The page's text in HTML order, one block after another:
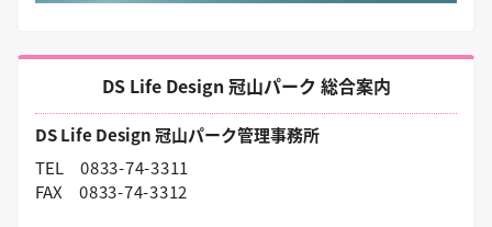
DS Life Design 冠山パーク 総合案内
DS Life Design 冠山パーク管理事務所
TEL 0833-74-3311
FAX 0833-74-3312